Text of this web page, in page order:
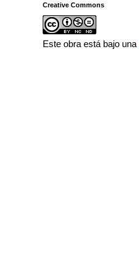
Creative Commons
Este obra está bajo una